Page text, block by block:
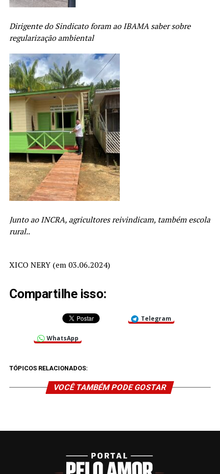
Dirigente do Sindicato foram ao IBAMA saber sobre
regularização ambiental
Junto ao INCRA, agricultores reivindicam, também escola
rural..
XICO NERY (em 03.06.2024)
Compartilhe isso:
Telegram
WhatsApp
TÓPICOS RELACIONADOS:
VOCÊ TAMBÉM PODE GOSTAR